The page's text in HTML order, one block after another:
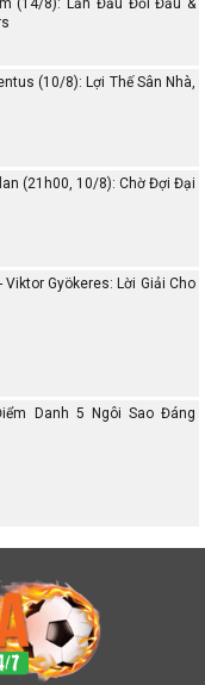
(14/8): Lần Đầu Đối Đầu &
(10/8): Lợi Thế Sân Nhà,
(21h00, 10/8): Chờ Đợi Đại
Gyökeres: Lời Giải Cho
Danh 5 Ngôi Sao Đáng